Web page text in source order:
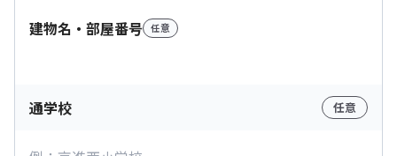
建物名・部屋番号 任意
通学校 任意